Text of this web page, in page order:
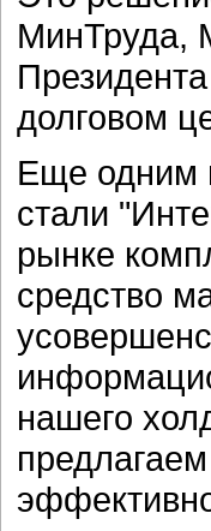
МинТруда,
долговом
Еще одним
стали
рынке
средство
нашего